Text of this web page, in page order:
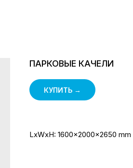
ПАРКОВЫЕ КАЧЕЛИ
КУПИТЬ →
LxWxH: 1600x2000x2650 mm